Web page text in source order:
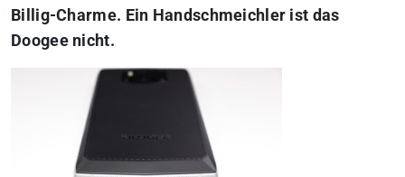
Billig-Charme. Ein Handschmeichler ist das
Doogee nicht.